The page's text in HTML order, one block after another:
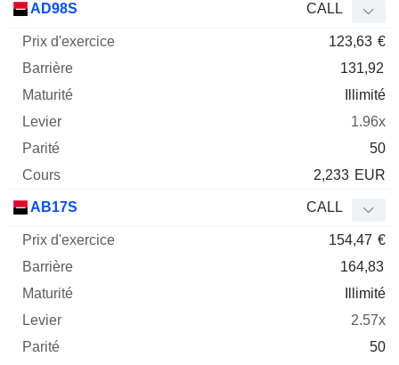
AD98S CALL
123,63 €
131,92
Illimité
1.96x
50
2,233 EUR
AB17S CALL
154,47 €
164,83
Illimité
2.57x
50